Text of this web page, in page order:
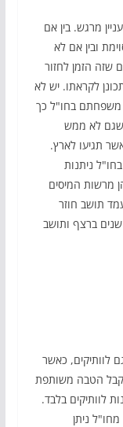
מרגש. בין אם
ובין אם לא
הזמן לחזור
לקראתו. יש לא
משפחתם בחו"ל כך
שגם לא ממש
תגיעו לארץ.
ניתנות
מרשות המיסים
תושב חוזר
לשניים: תושב חוזר ותיק למי ששהה מעל 10 שנים ברצף ותושב
לוותיקים, כאשר
הטבה משותפת
לוותיקים בלבד.
ניתן